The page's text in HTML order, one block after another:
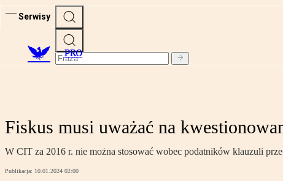
Serwisy
PRO
Fiskus musi uważać na
W CIT za 2016 r. nie można stosować wobec podatników klauzuli
Publikacja: 10.01.2024 02:00